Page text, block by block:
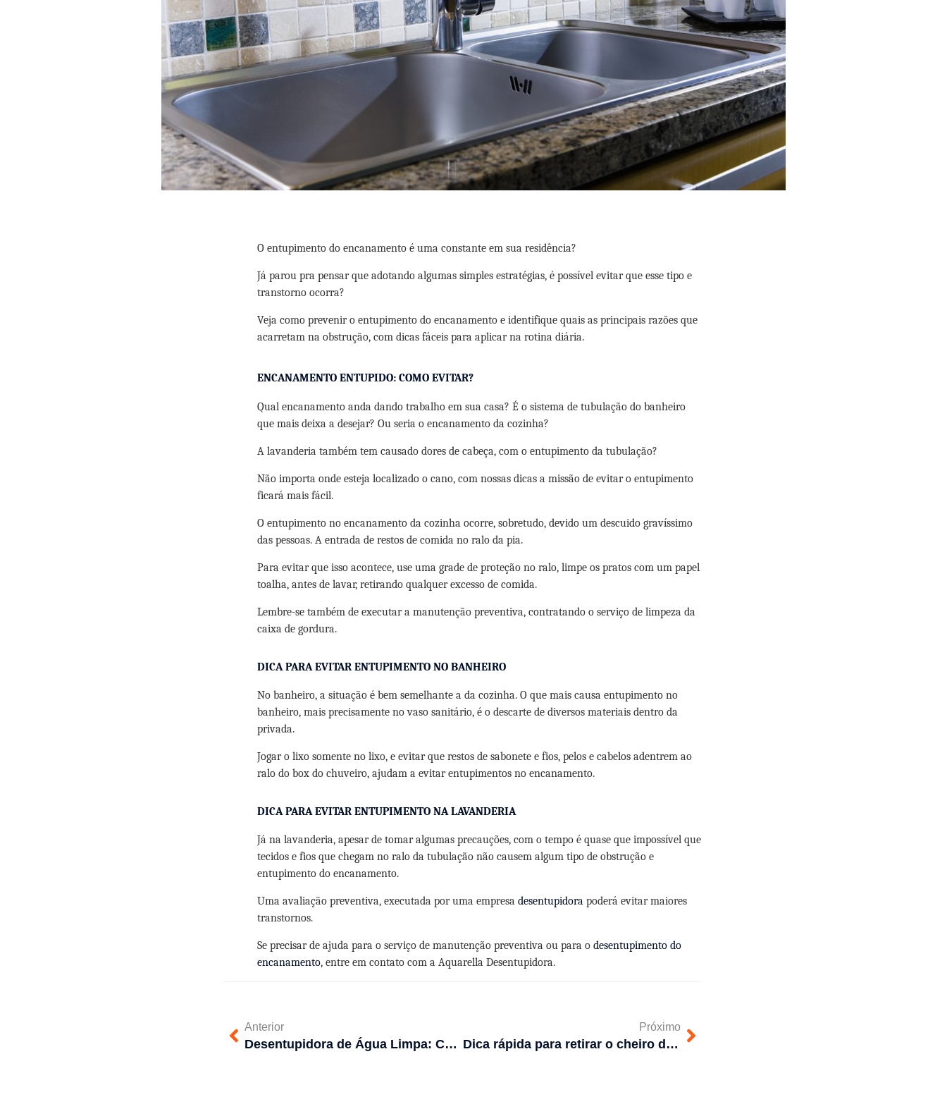
O entupimento do encanamento é uma constante em sua residência?
Já parou pra pensar que adotando algumas simples estratégias, é possível evitar que esse tipo e
transtorno ocorra?
Veja como prevenir o entupimento do encanamento e identifique quais as principais razões que
acarretam na obstrução, com dicas fáceis para aplicar na rotina diária.
ENCANAMENTO ENTUPIDO: COMO EVITAR?
Qual encanamento anda dando trabalho em sua casa? É o sistema de tubulação do banheiro
que mais deixa a desejar? Ou seria o encanamento da cozinha?
A lavanderia também tem causado dores de cabeça, com o entupimento da tubulação?
Não importa onde esteja localizado o cano, com nossas dicas a missão de evitar o entupimento
ficará mais fácil.
O entupimento no encanamento da cozinha ocorre, sobretudo, devido um descuido gravíssimo
das pessoas. A entrada de restos de comida no ralo da pia.
Para evitar que isso acontece, use uma grade de proteção no ralo, limpe os pratos com um papel
toalha, antes de lavar, retirando qualquer excesso de comida.
Lembre-se também de executar a manutenção preventiva, contratando o serviço de limpeza da
caixa de gordura.
DICA PARA EVITAR ENTUPIMENTO NO BANHEIRO
No banheiro, a situação é bem semelhante a da cozinha. O que mais causa entupimento no
banheiro, mais precisamente no vaso sanitário, é o descarte de diversos materiais dentro da
privada.
Jogar o lixo somente no lixo, e evitar que restos de sabonete e fios, pelos e cabelos adentrem ao
ralo do box do chuveiro, ajudam a evitar entupimentos no encanamento.
DICA PARA EVITAR ENTUPIMENTO NA LAVANDERIA
Já na lavanderia, apesar de tomar algumas precauções, com o tempo é quase que impossível que
tecidos e fios que chegam no ralo da tubulação não causem algum tipo de obstrução e
entupimento do encanamento.
Uma avaliação preventiva, executada por uma empresa desentupidora poderá evitar maiores
transtornos.
Se precisar de ajuda para o serviço de manutenção preventiva ou para o desentupimento do
encanamento, entre em contato com a Aquarella Desentupidora.
Anterior
Desentupidora de Água Limpa: Como Contratar?
Próximo
Dica rápida para retirar o cheiro de esgoto da cozinha